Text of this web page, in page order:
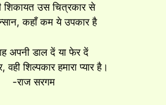
शिकायत उस चित्रकार से
कहाँ कम ये उपकार है
अपनी डाल दें या फेर दें
वही शिल्पकार हमारा प्यार है।
-राज सरगम